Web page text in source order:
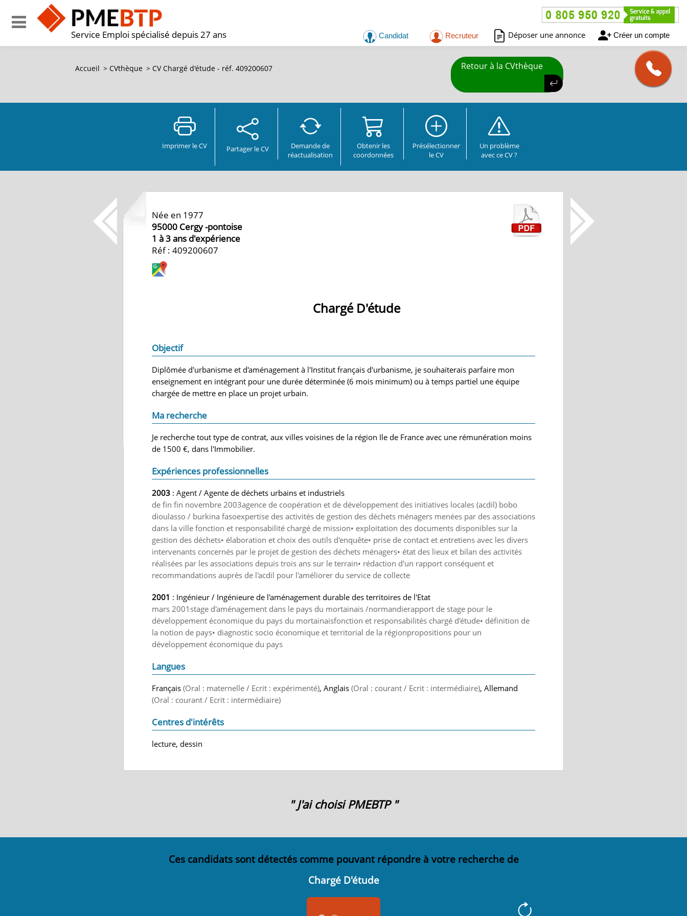
Service Emploi spécialisé depuis 27 ans Candidat Recruteur Déposer une annonce Créer un compte
Accueil > CVthèque > CV Chargé d'étude - réf. 409200607 Retour à la CVthèque
Imprimer le CV Partager le CV
Demande de
réactualisation
Obtenir les
coordonnées
Présélectionner
le CV
Un problème
avec ce CV ?
Née en 1977
95000 Cergy -pontoise
1 à 3 ans d'expérience
Réf : 409200607
Chargé D'étude
Objectif
Diplômée d'urbanisme et d'aménagement à l'Institut français d'urbanisme, je souhaiterais parfaire mon
enseignement en intégrant pour une durée déterminée (6 mois minimum) ou à temps partiel une équipe
chargée de mettre en place un projet urbain.
Ma recherche
Je recherche tout type de contrat, aux villes voisines de la région Ile de France avec une rémunération moins
de 1500 €, dans l'Immobilier.
Expériences professionnelles
2003 : Agent / Agente de déchets urbains et industriels
de fin fin novembre 2003agence de coopération et de développement des initiatives locales (acdil) bobo
dioulasso / burkina fasoexpertise des activités de gestion des déchets ménagers menées par des associations
dans la ville fonction et responsabilité chargé de mission• exploitation des documents disponibles sur la
gestion des déchets• élaboration et choix des outils d'enquête• prise de contact et entretiens avec les divers
intervenants concernés par le projet de gestion des déchets ménagers• état des lieux et bilan des activités
réalisées par les associations depuis trois ans sur le terrain• rédaction d'un rapport conséquent et
recommandations auprès de l'acdil pour l'améliorer du service de collecte
2001 : Ingénieur / Ingénieure de l'aménagement durable des territoires de l'Etat
mars 2001stage d'aménagement dans le pays du mortainais /normandierapport de stage pour le
développement économique du pays du mortainaisfonction et responsabilités chargé d'étude• définition de
la notion de pays• diagnostic socio économique et territorial de la régionpropositions pour un
développement économique du pays
Langues
Français (Oral : maternelle / Ecrit : expérimenté), Anglais (Oral : courant / Ecrit : intermédiaire), Allemand
(Oral : courant / Ecrit : intermédiaire)
Centres d'intérêts
lecture, dessin
" J'ai choisi PMEBTP "
Ces candidats sont détectés comme pouvant répondre à votre recherche de
Chargé D'étude